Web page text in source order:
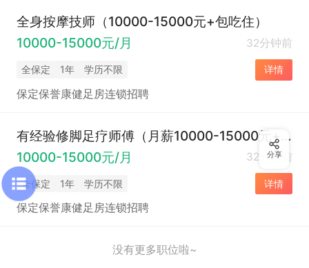
全身按摩技师（10000-15000元+包吃住）
10000-15000元/月
32分钟前
全保定 1年 学历不限 详情
保定保誉康健足房连锁招聘
有经验修脚足疗师傅（月薪10000-15000元+包吃住）
10000-15000元/月
32分钟前
全保定 1年 学历不限 详情
保定保誉康健足房连锁招聘
没有更多职位啦~
分享